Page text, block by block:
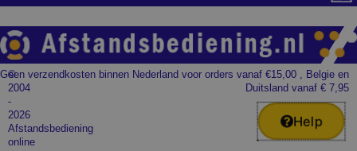
©
2004
-
2026
Afstandsbediening
online
Geen verzendkosten binnen Nederland voor orders vanaf €15,00 , Belgie en
Duitsland vanaf € 7,95
Help